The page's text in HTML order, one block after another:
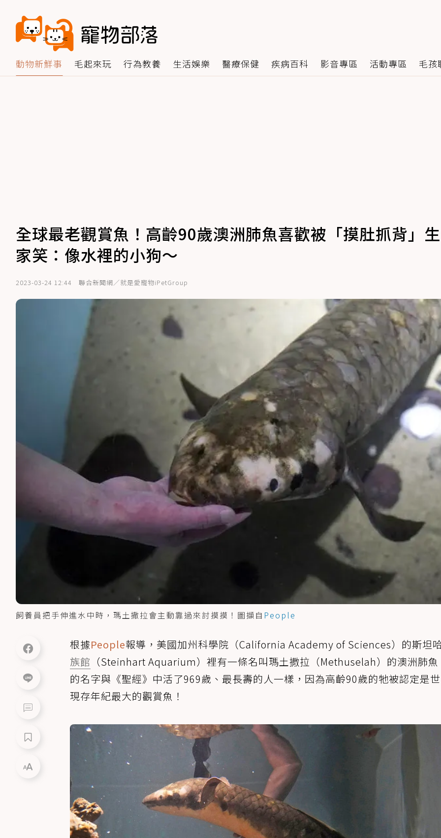
動物新鮮事 毛起來玩 行為教養 生活娛樂 醫療保健 疾病百科 影音專區 活動專區 毛孩
全球最老觀賞魚！高齡90歲澳洲肺魚喜歡被「摸肚抓背」
家笑：像水裡的小狗～
2023-03-24 12:44 聯合新聞網／就是愛寵物iPetGroup
飼養員把手伸進水中時，瑪土撒拉會主動靠過來討摸摸！圖擷自 People
根據People報導，​​美國加州科學院（California Academy of Sciences）的斯坦
族館 （Steinhart Aquarium）裡有一條名叫瑪土撒拉（Methuselah）的澳洲肺
的名字與《聖經》中活了969歲、最長壽的人一樣，因為高齡90歲的牠被認定是
現存年紀最大的觀賞魚！